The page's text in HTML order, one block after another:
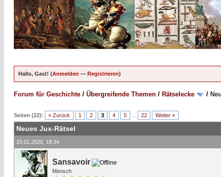
Hallo, Gast! (Anmelden — Registrieren)
Forum für Geschichte / Übergreifende Themen / Rätselecke /
Seiten (22): « Zurück 1 2 3 4 5 22 Weiter »
Neues Jux-Rätsel
15.01.2020, 18:34
Sansavoir
Mensch